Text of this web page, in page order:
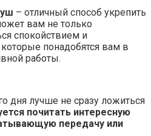
– отличный способ укрепить
вам не только
спокойствием и
понадобятся вам в
работы.
дня лучше не сразу ложиться
почитать интересную
передачу или